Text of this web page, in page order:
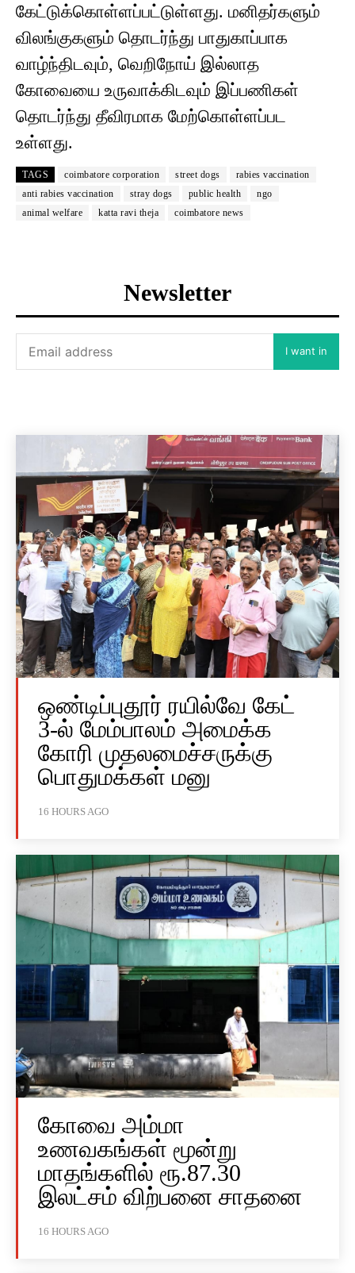
கேட்டுக்கொள்ளப்பட்டுள்ளது. மனிதர்களும்
விலங்குகளும் தொடர்ந்து பாதுகாப்பாக
வாழ்ந்திடவும், வெறிநோய் இல்லாத
கோவையை உருவாக்கிடவும் இப்பணிகள்
தொடர்ந்து தீவிரமாக மேற்கொள்ளப்பட
உள்ளது.
TAGS coimbatore corporation street dogs
rabies vaccination
anti rabies vaccination
stray dogs public health
ngo
animal welfare
katta ravi theja coimbatore news
Newsletter
I want in
ஒண்டிப்புதூர் ரயில்வே கேட்
3-ல் மேம்பாலம் அமைக்க
கோரி முதலமைச்சருக்கு
பொதுமக்கள் மனு
16 HOURS AGO
கோவை அம்மா
உணவகங்கள் மூன்று
மாதங்களில் ரூ.87.30
இலட்சம் விற்பனை சாதனை
16 HOURS AGO